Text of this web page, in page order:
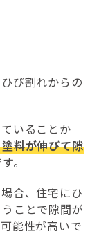
び割れからの
いることか
料が伸びて隙
。
合、住宅にひ
ことで隙間が
能性が高いで